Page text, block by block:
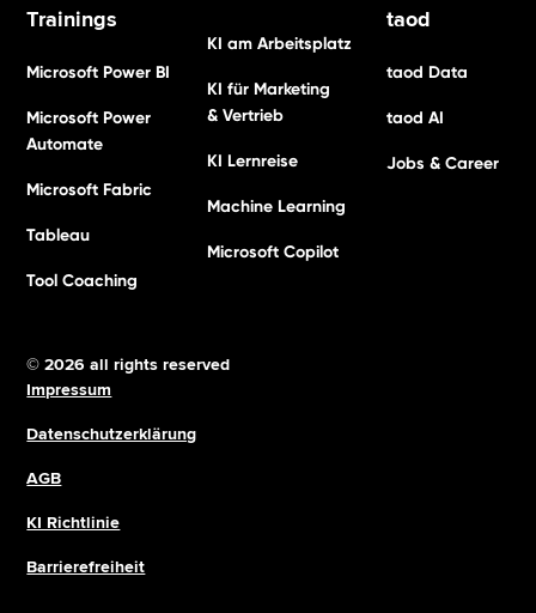
Trainings
Microsoft Power BI
Microsoft Power
Automate
Microsoft Fabric
Tableau
Tool Coaching
KI am Arbeitsplatz
KI für Marketing
& Vertrieb
KI Lernreise
Machine Learning
Microsoft Copilot
taod
taod Data
taod AI
Jobs & Career
Impressum
Datenschutzerklärung
AGB
KI Richtlinie
Barrierefreiheit
© 2026 all rights reserved